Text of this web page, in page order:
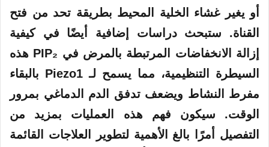
أو يغير غشاء الخلية المحيط بطريقة تحد من فتح
القناة. ستبحث دراسات إضافية أيضًا في كيفية
إزالة الانخفاضات المرتبطة بالمرض في PIP₂ هذه
السيطرة التنظيمية، مما يسمح لـ Piezo1 بالبقاء
مفرط النشاط ويضعف تدفق الدم الدماغي بمرور
الوقت. سيكون فهم هذه العمليات بمزيد من
التفصيل أمرًا بالغ الأهمية لتطوير العلاجات القائمة